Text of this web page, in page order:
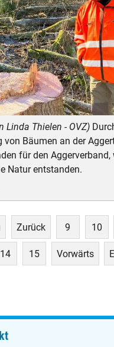
Linda Thielen - OVZ)
von Bäumen an der
für den Aggerverband,
Natur entstanden.
gefällt
Zurück 9 10
14 15 Vorwärts